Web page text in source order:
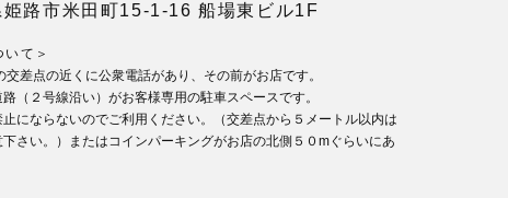
路市米田町15-1-16 船場東ビル1F
いて＞
差点の近くに公衆電話があり、その前がお店です。
（２号線沿い）がお客様専用の駐車スペースです。
にならないのでご利用ください。（交差点から５メートル以内は
さい。）またはコインパーキングがお店の北側５０mぐらいにあ